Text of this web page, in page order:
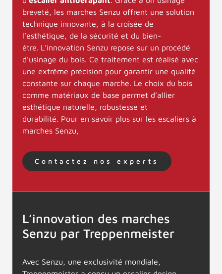
breveté, les marches Senzu offrent une solution
technique innovante, à la croisée de
l’esthétique, de la sécurité et du bien-
être. L’innovation Senzu repose sur un procédé
d'usinage du bois. Ce traitement est réalisé avec
une extrême précision pour garantir une qualité
constante sur chaque marche. Le choix du bois
comme matériaux de base permet d’allier
esthétique naturelle, robustesse et
durabilité. Pour en savoir plus sur les escaliers à
marches Senzu,
Contactez nos experts
L’innovation des marches
Senzu par Treppenmeister
Avec Senzu, une exclusivité mondiale,